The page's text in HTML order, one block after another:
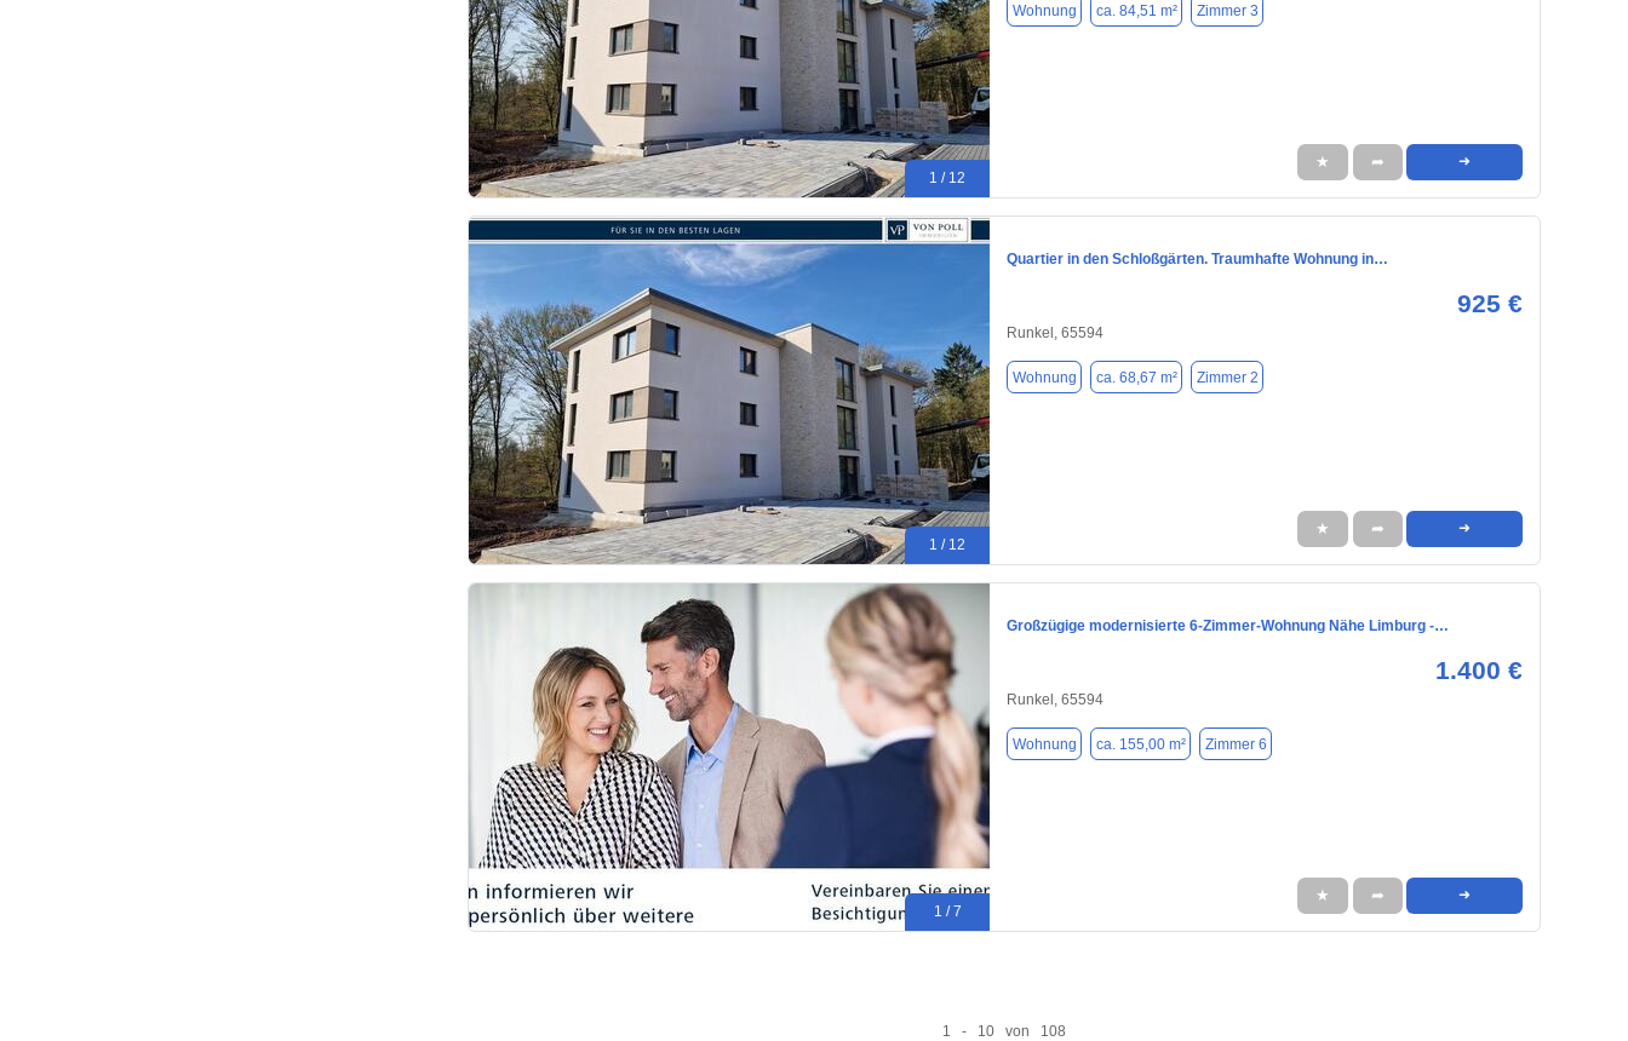
1 / 12
Wohnung ca. 84,51 m² Zimmer 3
★ ➦ ➜
1 / 12
Quartier in den Schloßgärten. Traumhafte Wohnung in…
925 €
Runkel, 65594
Wohnung ca. 68,67 m² Zimmer 2
★ ➦ ➜
1 / 7
Großzügige modernisierte 6-Zimmer-Wohnung Nähe Limburg -…
1.400 €
Runkel, 65594
Wohnung ca. 155,00 m² Zimmer 6
★ ➦ ➜
1 - 10 von 108